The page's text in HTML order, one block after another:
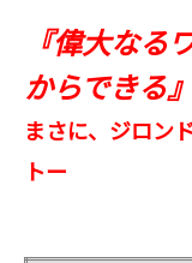
『偉大なる
からできる』
まさに、ジロン
トー